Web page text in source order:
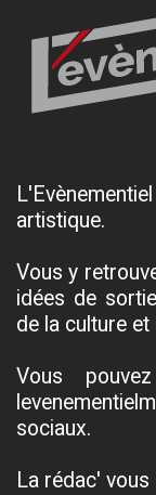
artistique.
Vous y
idées de
de la culture et
Vous
sociaux.
La rédac'